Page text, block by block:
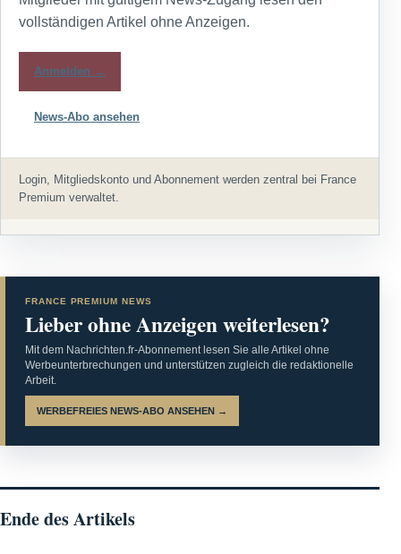
vollständigen Artikel ohne Anzeigen.
Anmelden →
News-Abo ansehen
Login, Mitgliedskonto und Abonnement werden zentral bei France
Premium verwaltet.
FRANCE PREMIUM NEWS
Lieber ohne Anzeigen weiterlesen?
Mit dem Nachrichten.fr-Abonnement lesen Sie alle Artikel ohne
Werbeunterbrechungen und unterstützen zugleich die redaktionelle
Arbeit.
WERBEFREIES NEWS-ABO ANSEHEN →
Ende des Artikels